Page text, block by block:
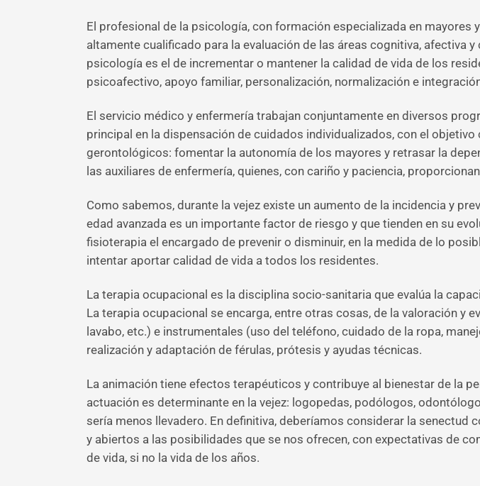
El profesional de la psicología, con formación especializada en
altamente cualificado para la evaluación de las áreas cognitiva, afectiva
psicología es el de incrementar o mantener la calidad de vida de los
psicoafectivo, apoyo familiar, personalización, normalización e
El servicio médico y enfermería trabajan conjuntamente en diversos
principal en la dispensación de cuidados individualizados, con el
gerontológicos: fomentar la autonomía de los mayores y retrasar la
las auxiliares de enfermería, quienes, con cariño y paciencia,
Como sabemos, durante la vejez existe un aumento de la incidencia y
edad avanzada es un importante factor de riesgo y que tienden en su
fisioterapia el encargado de prevenir o disminuir, en la medida de lo
intentar aportar calidad de vida a todos los residentes.
La terapia ocupacional es la disciplina socio-sanitaria que evalúa la
La terapia ocupacional se encarga, entre otras cosas, de la valoración y
lavabo, etc.) e instrumentales (uso del teléfono, cuidado de la ropa,
realización y adaptación de férulas, prótesis y ayudas técnicas.
La animación tiene efectos terapéuticos y contribuye al bienestar de la
actuación es determinante en la vejez: logopedas, podólogos,
sería menos llevadero. En definitiva, deberíamos considerar la
y abiertos a las posibilidades que se nos ofrecen, con expectativas de
de vida, si no la vida de los años.